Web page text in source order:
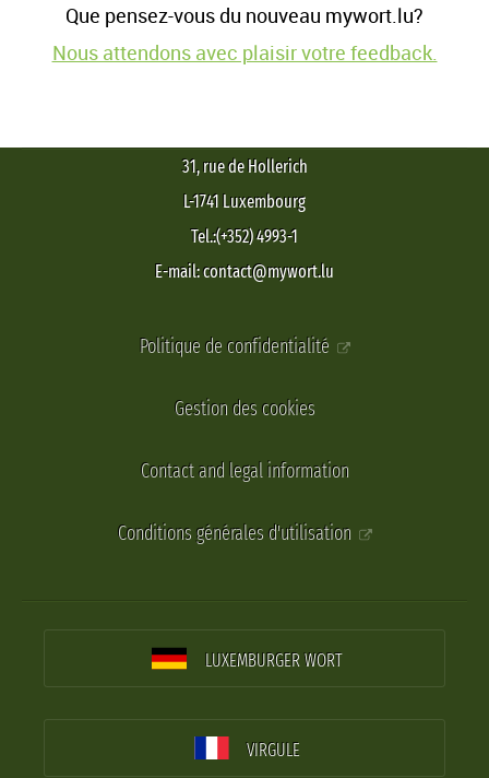
Que pensez-vous du nouveau mywort.lu?
Nous attendons avec plaisir votre feedback.
31, rue de Hollerich
L-1741 Luxembourg
Tel.:(+352) 4993-1
E-mail: contact@mywort.lu
Politique de confidentialité
Gestion des cookies
Contact and legal information
Conditions générales d'utilisation
LUXEMBURGER WORT
VIRGULE